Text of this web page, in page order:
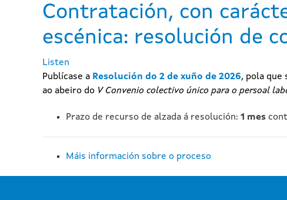
Contratación, con
escénica: resolución de
Listen
Publícase a Resolución do 2 de xuño de 2026, pola que
ao abeiro do V Convenio colectivo único para o persoal
Prazo de recurso de alzada á resolución: 1 mes
Máis información sobre o proceso